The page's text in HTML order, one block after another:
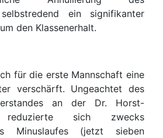
ein signifikanter
den Klassenerhalt.
für die erste Mannschaft eine
verschärft. Ungeachtet des
an der Dr. Horst-
reduzierte sich zwecks
Minuslaufes (jetzt sieben